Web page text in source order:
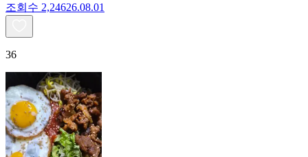
조회수 2,24626.08.01
36